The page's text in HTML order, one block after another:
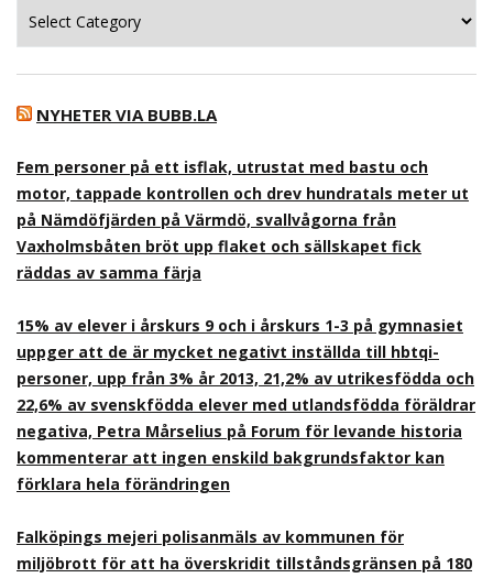
NYHETER VIA BUBB.LA
Fem personer på ett isflak, utrustat med bastu och
motor, tappade kontrollen och drev hundratals meter ut
på Nämdöfjärden på Värmdö, svallvågorna från
Vaxholmsbåten bröt upp flaket och sällskapet fick
räddas av samma färja
15% av elever i årskurs 9 och i årskurs 1-3 på gymnasiet
uppger att de är mycket negativt inställda till hbtqi-
personer, upp från 3% år 2013, 21,2% av utrikesfödda och
22,6% av svenskfödda elever med utlandsfödda föräldrar
negativa, Petra Mårselius på Forum för levande historia
kommenterar att ingen enskild bakgrundsfaktor kan
förklara hela förändringen
Falköpings mejeri polisanmäls av kommunen för
miljöbrott för att ha överskridit tillståndsgränsen på 180